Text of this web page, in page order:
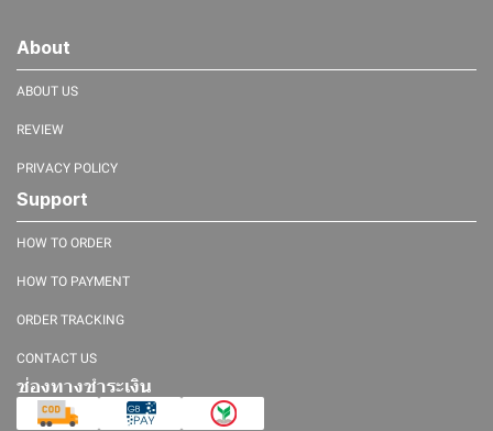
About
ABOUT US
REVIEW
PRIVACY POLICY
Support
HOW TO ORDER
HOW TO PAYMENT
ORDER TRACKING
CONTACT US
ช่องทางชำระเงิน